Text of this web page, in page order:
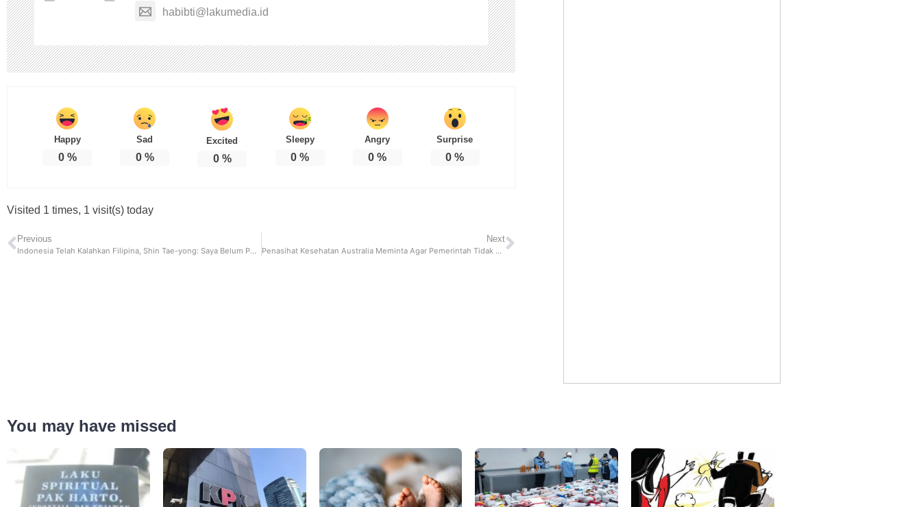
habibti@lakumedia.id
Happy
0%
Sad
0%
Excited
0%
Sleepy
0 %
Angry
0 %
Surprise
0 %
Visited 1 times, 1 visit(s) today
Previous
Indonesia Telah Kalahkan Filipina, Shin Tae-yong: Saya Belum Puas dan Tak Senang
Next
Penasihat Kesehatan Australia Meminta Agar Pemerintah Tidak Membatasi Wisatawan Dari China
You may have missed